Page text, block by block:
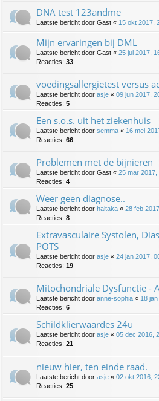
DNA test 123andme
Laatste bericht door Gast « 15 okt 2017,
Mijn ervaringen bij DML
Laatste bericht door Gast « 25 jul 2017,
Reacties: 33
voedingsallergietest versus
Laatste bericht door asje « 09 jun 2017,
Reacties: 5
Een s.o.s. uit het ziekenhuis
Laatste bericht door semma « 16 mei
Reacties: 66
Problemen met de bijnieren
Laatste bericht door Gast « 25 mar 2017,
Reacties: 4
Weer geen diagnose..
Laatste bericht door haitaka « 28 feb
Reacties: 8
Extravasculaire Systolen,
POTS
Laatste bericht door asje « 24 jan 2017,
Reacties: 19
Mitochondriale Dysfunctie -
Laatste bericht door anne-sophia « 18
Reacties: 6
Schildklierwaardes 24u
Laatste bericht door asje « 05 dec 2016,
Reacties: 21
nieuw hier, ten einde raad.
Laatste bericht door asje « 02 okt 2016,
Reacties: 25